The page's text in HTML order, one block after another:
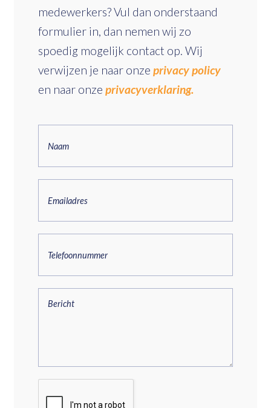
medewerkers? Vul dan onderstaand
formulier in, dan nemen wij zo
spoedig mogelijk contact op. Wij
verwijzen je naar onze privacy policy
en naar onze privacyverklaring.